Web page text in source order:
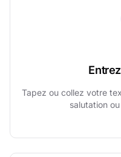
Tapez ou collez votre
salutation